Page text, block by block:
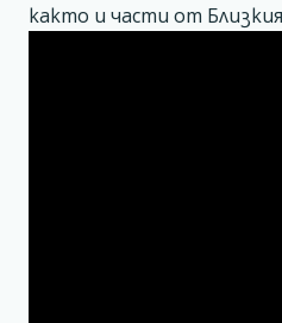
както и части от